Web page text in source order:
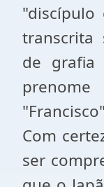
"discípulo
transcrita
de grafia
Com
ser